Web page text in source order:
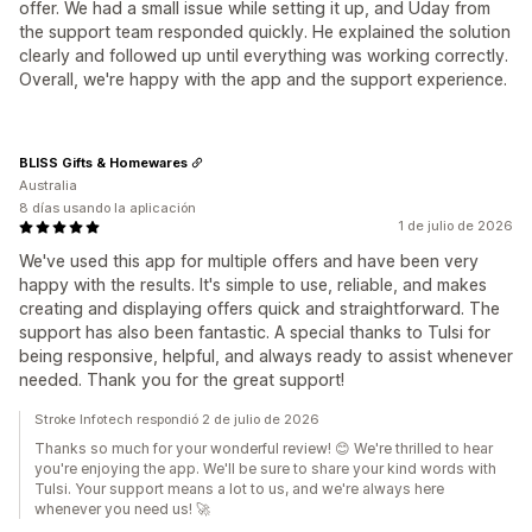
offer. We had a small issue while setting it up, and Uday from
the support team responded quickly. He explained the solution
clearly and followed up until everything was working correctly.
Overall, we're happy with the app and the support experience.
1 de julio de 2026
We've used this app for multiple offers and have been very
happy with the results. It's simple to use, reliable, and makes
creating and displaying offers quick and straightforward. The
support has also been fantastic. A special thanks to Tulsi for
being responsive, helpful, and always ready to assist whenever
needed. Thank you for the great support!
BLISS Gifts & Homewares
Australia
8 días usando la aplicación
Stroke Infotech respondió 2 de julio de 2026
Thanks so much for your wonderful review! 😊 We're thrilled to hear
you're enjoying the app. We'll be sure to share your kind words with
Tulsi. Your support means a lot to us, and we're always here
whenever you need us! 🚀